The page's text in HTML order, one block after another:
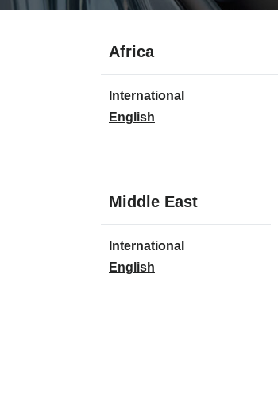
Africa1
Sprache
1
Sprache
International
I
r
n
a
t
English
Middle East1
Sprache
1
Sprache
International
IEnglish